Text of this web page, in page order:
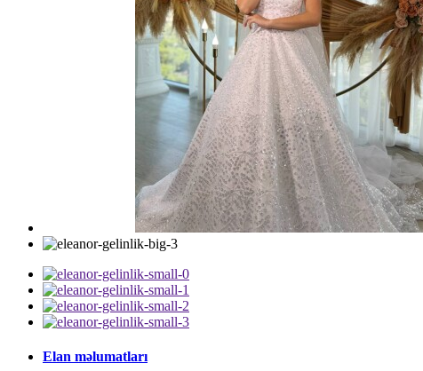
Elan məlumatları